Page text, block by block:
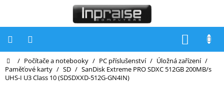
Počítače
Počítače
Domů
/ Počítače a notebooky / PC příslušenství / Úložná zařízení /
Paměťové karty / SD / SanDisk Extreme PRO SDXC 512GB 200MB/s
UHS-I U3 Class 10 (SDSDXXD-512G-GN4IN)